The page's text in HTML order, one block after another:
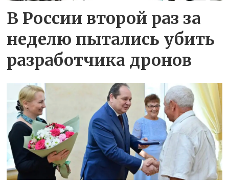
В России второй раз за
неделю пытались убить
разработчика дронов